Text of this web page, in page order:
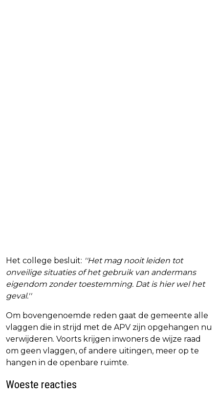
Het college besluit: ''Het mag nooit leiden tot
onveilige situaties of het gebruik van andermans
eigendom zonder toestemming. Dat is hier wel het
geval.''
Om bovengenoemde reden gaat de gemeente alle
vlaggen die in strijd met de APV zijn opgehangen nu
verwijderen. Voorts krijgen inwoners de wijze raad
om geen vlaggen, of andere uitingen, meer op te
hangen in de openbare ruimte.
Woeste reacties